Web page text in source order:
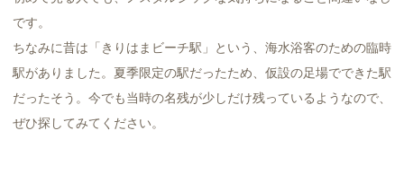
です。
ちなみに昔は「きりはまビーチ駅」という、海水浴客のための臨時
駅がありました。夏季限定の駅だったため、仮設の足場でできた駅
だったそう。今でも当時の名残が少しだけ残っているようなので、
ぜひ探してみてください。